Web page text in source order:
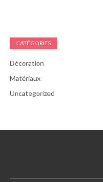
CATÉGORIES
Décoration
Matériaux
Uncategorized